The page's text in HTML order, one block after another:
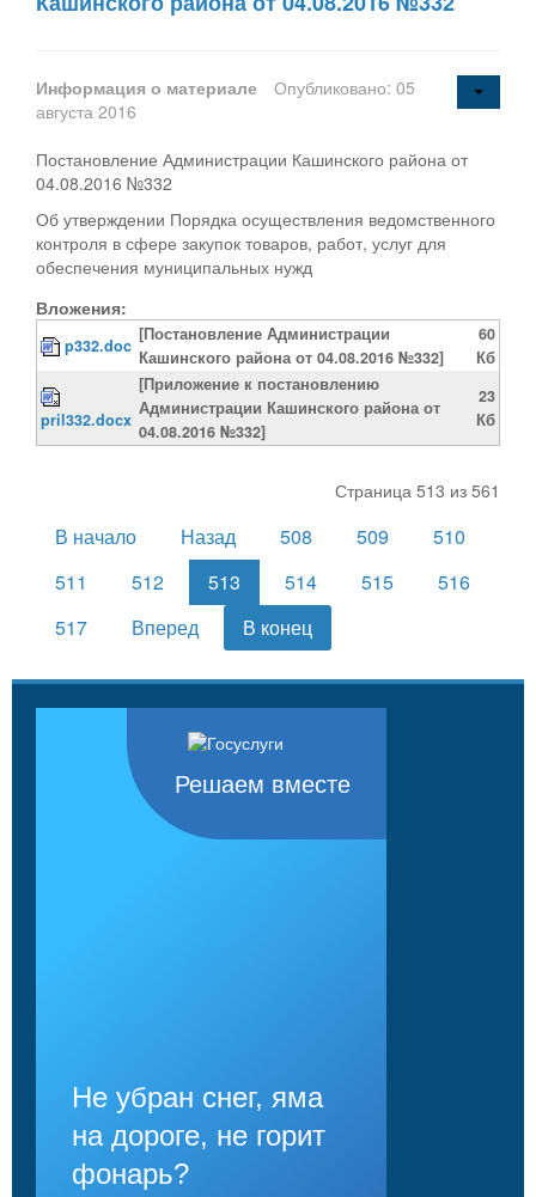
Информация о материале
Опубликовано: 05
августа 2016
Постановление Администрации Кашинского района от
04.08.2016 №332
Об утверждении Порядка осуществления ведомственного
контроля в сфере закупок товаров, работ, услуг для
обеспечения муниципальных нужд
Вложения:
p332.doc
[Постановление Администрации
Кашинского района от 04.08.2016 №332]
60
Кб
pril332.docx
[Приложение к постановлению
Администрации Кашинского района от
04.08.2016 №332]
23
Кб
Страница 513 из 561
В начало Назад 508 509
510
511
512 513 514 515
516
517
Вперед В конец
Решаем вместе
Не убран снег, яма
на дороге, не горит
фонарь?